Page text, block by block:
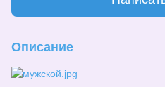
Описание